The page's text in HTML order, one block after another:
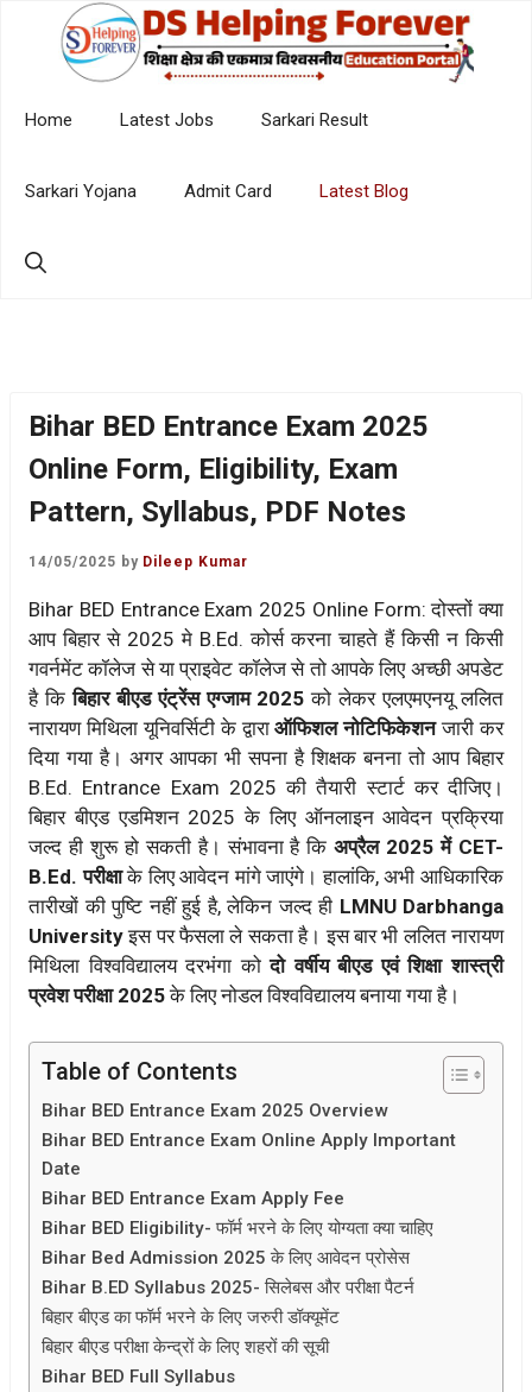
Home Latest Jobs Sarkari Result
Sarkari Yojana Admit Card Latest Blog
Bihar BED Entrance Exam 2025
Online Form, Eligibility, Exam
Pattern, Syllabus, PDF Notes
14/05/2025 by Dileep Kumar
Bihar BED Entrance Exam 2025 Online Form: दोस्तों क्या
आप बिहार से 2025 मे B.Ed. कोर्स करना चाहते हैं किसी न किसी
गवर्नमेंट कॉलेज से या प्राइवेट कॉलेज से तो आपके लिए अच्छी अपडेट
है किबिहार बीएड एंट्रेंस एग्जाम 2025 को लेकर एलएमएनयू ललित
नारायण मिथिला यूनिवर्सिटी के द्वाराऑफिशल नोटिफिकेशनजारी कर
दिया गया है। अगर आपका भी सपना है शिक्षक बनना तो आप बिहार
B.Ed. Entrance Exam 2025 की तैयारी स्टार्ट कर दीजिए।
बिहार बीएड एडमिशन 2025 के लिए ऑनलाइन आवेदन प्रक्रिया
जल्द ही शुरू हो सकती है। संभावना है किअप्रैल 2025 में CET-
B.Ed. परीक्षाके लिए आवेदन मांगे जाएंगे। हालांकि, अभी आधिकारिक
तारीखों की पुष्टि नहीं हुई है, लेकिन जल्द ही LMNU Darbhanga
Universityइस पर फैसला ले सकता है। इस बार भी ललित नारायण
मिथिला विश्वविद्यालय दरभंगा कोदो वर्षीय बीएड एवं शिक्षा शास्त्री
प्रवेश परीक्षा 2025के लिए नोडल विश्वविद्यालय बनाया गया है।
Table of Contents
Bihar BED Entrance Exam 2025 Overview
Bihar BED Entrance Exam Online Apply Important
Date
Bihar BED Entrance Exam Apply Fee
Bihar BED Eligibility- फॉर्म भरने के लिए योग्यता क्या चाहिए
Bihar Bed Admission 2025 के लिए आवेदन प्रोसेस
Bihar B.ED Syllabus 2025- सिलेबस और परीक्षा पैटर्न
बिहार बीएड का फॉर्म भरने के लिए जरुरी डॉक्यूमेंट
बिहार बीएड परीक्षा केन्द्रों के लिए शहरों की सूची
Bihar BED Full Syllabus